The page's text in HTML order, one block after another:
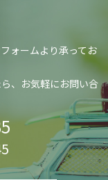
ォームより承ってお
、 お気軽にお問い合